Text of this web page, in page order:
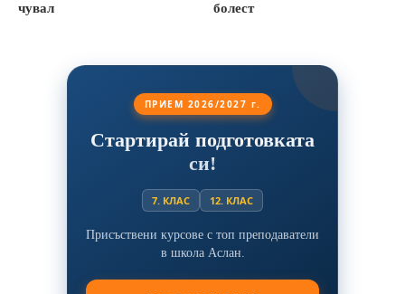
чувал
болест
ПРИЕМ 2026/2027 г.
Стартирай подготовката
си!
7. КЛАС 12. КЛАС
Присъствени курсове с топ преподаватели
в школа Аслан.